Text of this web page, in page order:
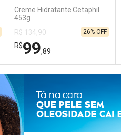
FECHAR
FECHAR
Creme Hidratante Cetaphil
453g
R$ 134,90
R$99,89
26% OFF
Laboratório
Por Menos